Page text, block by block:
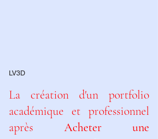
LV3D
La création d'un portfolio
académique et professionnel
après Acheter une